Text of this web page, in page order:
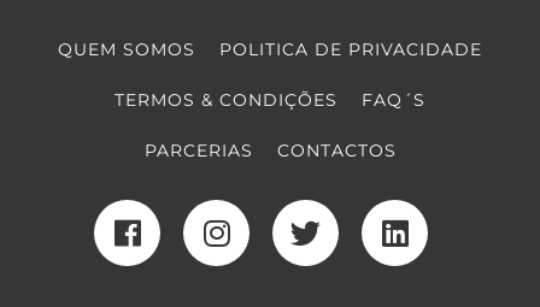
QUEM SOMOS POLITICA DE PRIVACIDADE
TERMOS & CONDIÇÕES FAQ´S
PARCERIAS CONTACTOS